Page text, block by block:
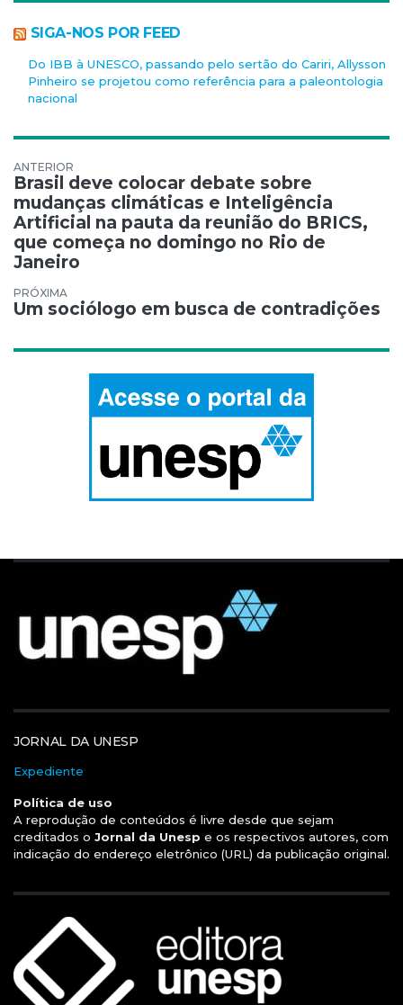
SIGA-NOS POR FEED
Do IBB à UNESCO, passando pelo sertão do Cariri, Allysson
Pinheiro se projetou como referência para a paleontologia
nacional
Navegação de Post
Brasil deve colocar debate sobre
mudanças climáticas e Inteligência
Artificial na pauta da reunião do BRICS,
que começa no domingo no Rio de
Janeiro
Um sociólogo em busca de contradições
JORNAL DA UNESP
Expediente
Política de uso
A reprodução de conteúdos é livre desde que sejam
creditados o Jornal da Unesp e os respectivos autores, com
indicação do endereço eletrônico (URL) da publicação original.